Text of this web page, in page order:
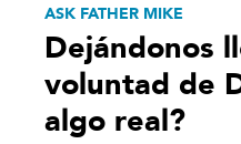
ASK FATHER MIKE
Dejándonos
voluntad de
algo real?